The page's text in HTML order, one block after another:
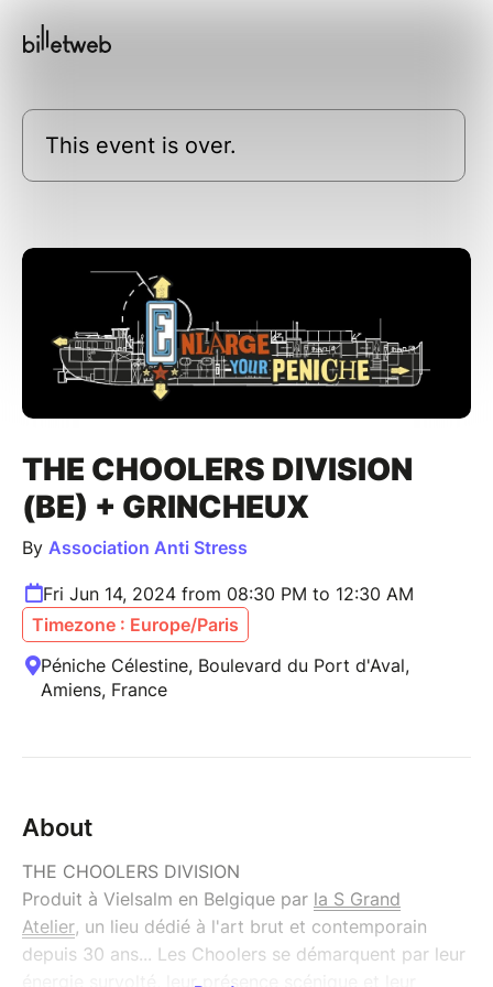
This event is over.
THE CHOOLERS DIVISION
(BE) + GRINCHEUX
By Association Anti Stress
Fri Jun 14, 2024 from 08:30 PM to 12:30 AM
Timezone : Europe/Paris
Péniche Célestine, Boulevard du Port d'Aval,
Amiens, France
About
THE CHOOLERS DIVISION
Produit à Vielsalm en Belgique par la S Grand
Atelier, un lieu dédié à l'art brut et contemporain
depuis 30 ans... Les Choolers se démarquent par leur
énergie survolté, leur présence scénique et leur